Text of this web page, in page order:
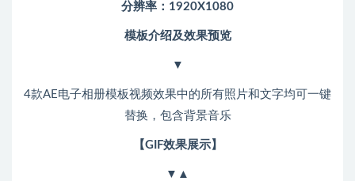
分辨率：1920X1080
模板介绍及效果预览
▼
4款AE电子相册模板视频效果中的所有照片和文字均可一键
替换，包含背景音乐
【GIF效果展示】
▼▲